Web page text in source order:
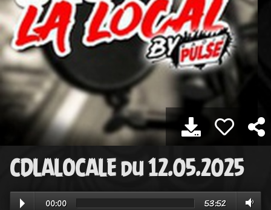
CDLALOCALE du 12.05.2025
00:00 53:52